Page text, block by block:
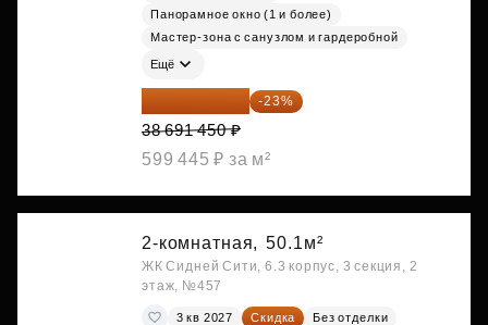
Панорамное окно (1 и более)
Мастер-зона с санузлом и гардеробной
Ещё
29 792 417 ₽ -23%
38 691 450 ₽
599 445 ₽ за м²
2-комнатная, 50.1м²
ЖК Сидней Сити, 6.3 корпус, 3 секция, 2
этаж, №457
3 кв 2027 Скидка
Без отделки